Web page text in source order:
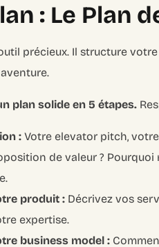
: Le Plan
précieux. Il structure
plan solide en 5 étapes.
: Votre elevator pitch,
de valeur ?
produit : Décrivez vos
expertise.
business model :